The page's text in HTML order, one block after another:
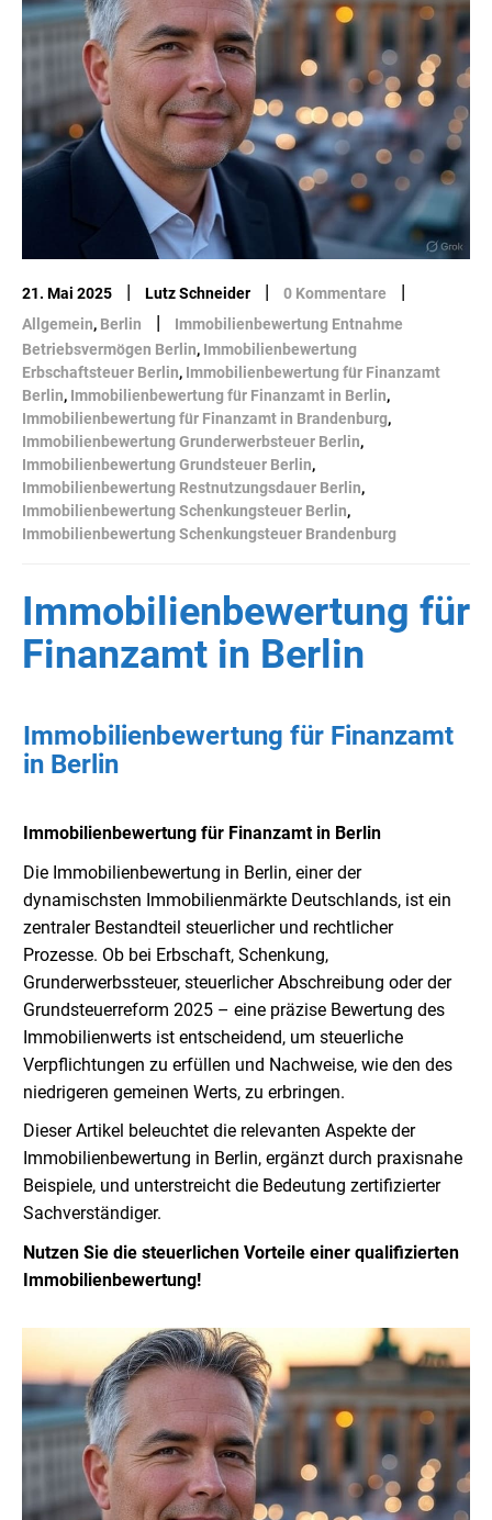
21. Mai 2025 | Lutz Schneider | 0 Kommentare |
Allgemein, Berlin |
Immobilienbewertung Entnahme
Betriebsvermögen Berlin, Immobilienbewertung
Erbschaftsteuer Berlin, Immobilienbewertung für Finanzamt
Berlin, Immobilienbewertung für Finanzamt in Berlin,
Immobilienbewertung für Finanzamt in Brandenburg,
Immobilienbewertung Grunderwerbsteuer Berlin,
Immobilienbewertung Grundsteuer Berlin,
Immobilienbewertung Restnutzungsdauer Berlin,
Immobilienbewertung Schenkungsteuer Berlin,
Immobilienbewertung Schenkungsteuer Brandenburg
Immobilienbewertung für
Finanzamt in Berlin
Immobilienbewertung für Finanzamt
in Berlin
Immobilienbewertung für Finanzamt in Berlin
Die Immobilienbewertung in Berlin, einer der
dynamischsten Immobilienmärkte Deutschlands, ist ein
zentraler Bestandteil steuerlicher und rechtlicher
Prozesse. Ob bei Erbschaft, Schenkung,
Grunderwerbssteuer, steuerlicher Abschreibung oder der
Grundsteuerreform 2025 – eine präzise Bewertung des
Immobilienwerts ist entscheidend, um steuerliche
Verpflichtungen zu erfüllen und Nachweise, wie den des
niedrigeren gemeinen Werts, zu erbringen.
Dieser Artikel beleuchtet die relevanten Aspekte der
Immobilienbewertung in Berlin, ergänzt durch praxisnahe
Beispiele, und unterstreicht die Bedeutung zertifizierter
Sachverständiger.
Nutzen Sie die steuerlichen Vorteile einer qualifizierten
Immobilienbewertung!